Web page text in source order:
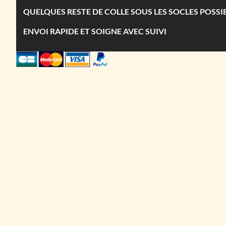
QUELQUES RESTE DE COLLE SOUS LES SOCLES
ENVOI RAPIDE ET SOIGNE AVEC SUIVI